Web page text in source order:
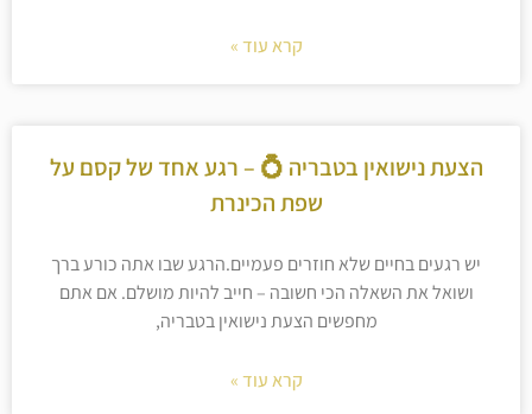
קרא עוד »
הצעת נישואין בטבריה 💍 – רגע אחד של קסם על
שפת הכינרת
יש רגעים בחיים שלא חוזרים פעמיים.הרגע שבו אתה כורע ברך
ושואל את השאלה הכי חשובה – חייב להיות מושלם. אם אתם
מחפשים הצעת נישואין בטבריה,
קרא עוד »